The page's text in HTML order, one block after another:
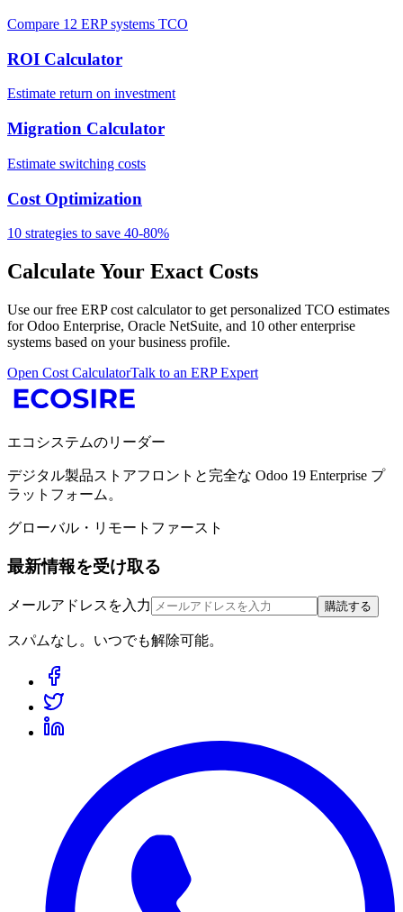
Compare 12 ERP systems TCO
ROI Calculator
Estimate return on investment
Migration Calculator
Estimate switching costs
Cost Optimization
10 strategies to save 40-80%
Calculate Your Exact Costs
Use our free ERP cost calculator to get personalized TCO estimates
forOdoo Enterprise, Oracle NetSuite, and 10 other enterprise
systems based on your business profile.
Open Cost CalculatorTalk to an ERP Expert
エコシステムのリーダー
デジタル製品ストアフロントと完全な Odoo 19 Enterprise プ
ラットフォーム。
グローバル・リモートファースト
最新情報を受け取る
メールアドレスを入力 購読する
スパムなし。いつでも解除可能。